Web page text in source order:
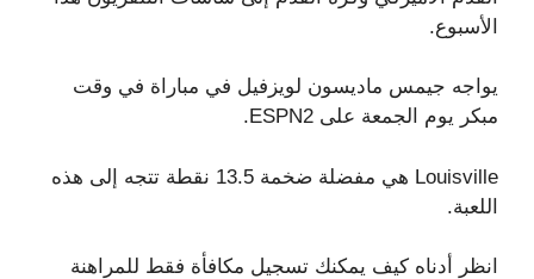
الأسبوع.
يواجه جيمس ماديسون لويزفيل في مباراة في وقت
مبكر يوم الجمعة على ESPN2.
Louisville هي مفضلة ضخمة 13.5 نقطة تتجه إلى هذه
اللعبة.
انظر أدناه كيف يمكنك تسجيل مكافأة فقط للمراهنة